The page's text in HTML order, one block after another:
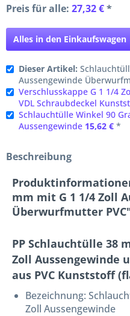
Preis für alle: 27,32 €*
Alles in den Einkaufswagen
Dieser Artikel:
Aussengewinde
Verschlusskappe G 1 1/4
VDL Schraubdeckel
Schlauchtülle Winkel 90
Aussengewinde 15,62 € *
Beschreibung
mm mit G 1 1/4 Zoll
Überwurfmutter
PP Schlauchtülle 38
Zoll Aussengewinde
aus PVC Kunststoff
Bezeichnung:
Zoll Aussengewinde